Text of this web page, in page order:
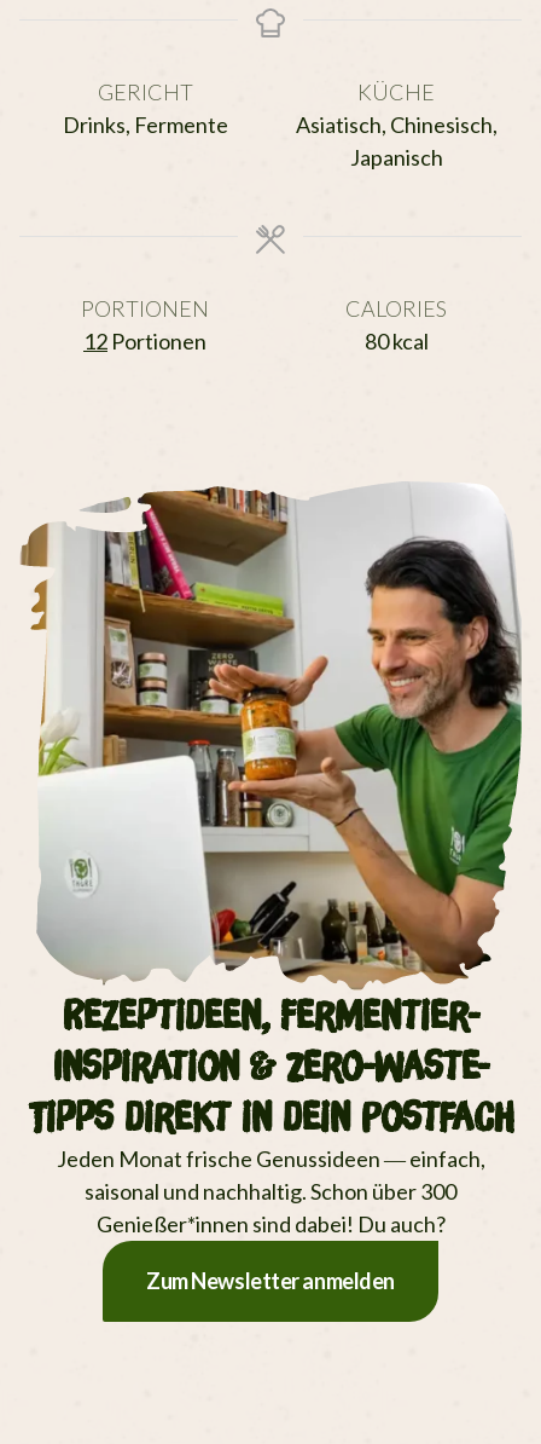
GERICHT
Drinks, Fermente
KÜCHE
Asiatisch, Chinesisch,
Japanisch
PORTIONEN
12 Portionen
CALORIES
80 kcal
Rezeptideen, Fermentier-
Inspiration & Zero-Waste-
Tipps direkt in dein Postfach
Jeden Monat frische Genussideen — einfach,
saisonal und nachhaltig. Schon über 300
Genießer*innen sind dabei! Du auch?
Zum Newsletter anmelden